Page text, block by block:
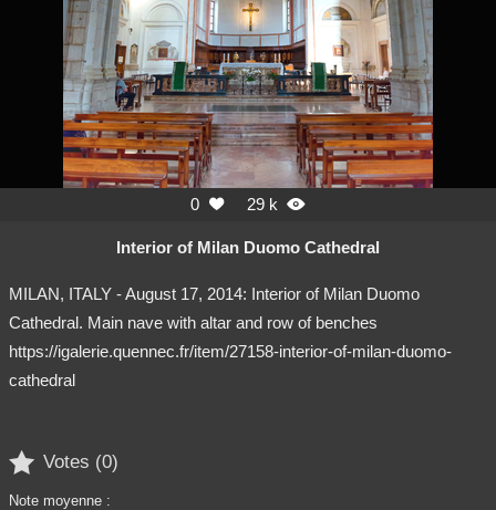
0  29 k 
Interior of Milan Duomo Cathedral
MILAN, ITALY - August 17, 2014: Interior of Milan Duomo
Cathedral. Main nave with altar and row of benches
https://igalerie.quennec.fr/item/27158-interior-of-milan-duomo-
cathedral
 Votes (0)
Note moyenne :